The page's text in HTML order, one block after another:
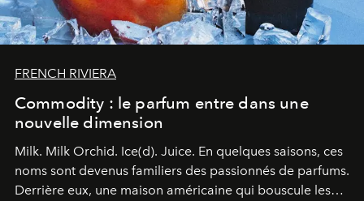
FRENCH RIVIERA
Commodity : le parfum entre dans une
nouvelle dimension
Milk. Milk Orchid. Ice(d). Juice. En quelques saisons, ces
noms sont devenus familiers des passionnés de parfums.
Derrière eux, une maison américaine qui bouscule les